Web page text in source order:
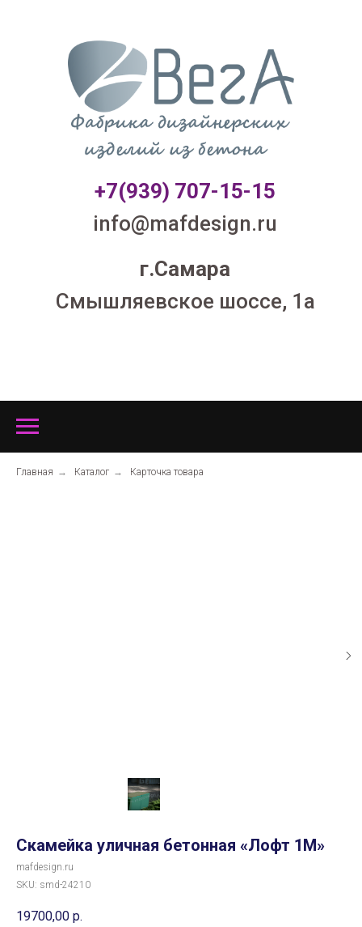
+7(939) 707-15-15
info@mafdesign.ru
г.Самара
Смышляевское шоссе, 1а
Главная → Каталог → Карточка товара
Скамейка уличная бетонная «Лофт 1М»
mafdesign.ru
SKU: smd-24210
19700,00 р.